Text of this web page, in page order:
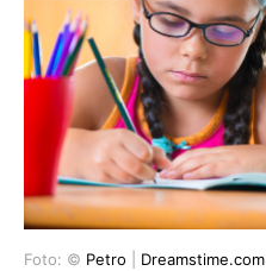
Foto: © Petro Dreamstime.com